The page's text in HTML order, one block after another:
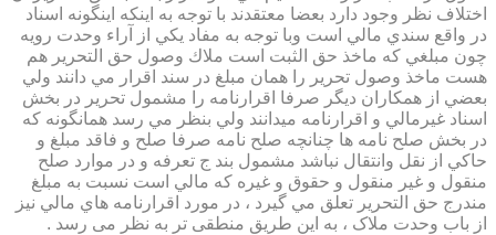
اختلاف نظر وجود دارد بعضا معتقدند با توجه به اينكه اينگونه اسناد
در واقع سندي مالي است وبا توجه به مفاد يكي از آراء وحدت رويه
چون مبلغي كه ماخذ حق الثبت است ملاك وصول حق التحرير هم
هست ماخذ وصول تحرير را همان مبلغ در سند اقرار مي دانند ولي
بعضي از همكاران ديگر صرفا اقرارنامه را مشمول تحرير در بخش
اسناد غيرمالي و اقرارنامه ميدانند ولي بنظر مي رسد همانگونه كه
در بخش صلح نامه ها چنانچه صلح نامه صرفا صلح و فاقد مبلغ و
حاكي از نقل وانتقال نباشد مشمول بند ج تعرفه و در موارد صلح
منقول و غير منقول و حقوق و غيره كه مالي است نسبت به مبلغ
مندرج حق التحرير تعلق مي گيرد ، در مورد اقرارنامه هاي مالي نيز
از باب وحدت ملاک ، به این طریق منطقی تر به نظر می رسد .